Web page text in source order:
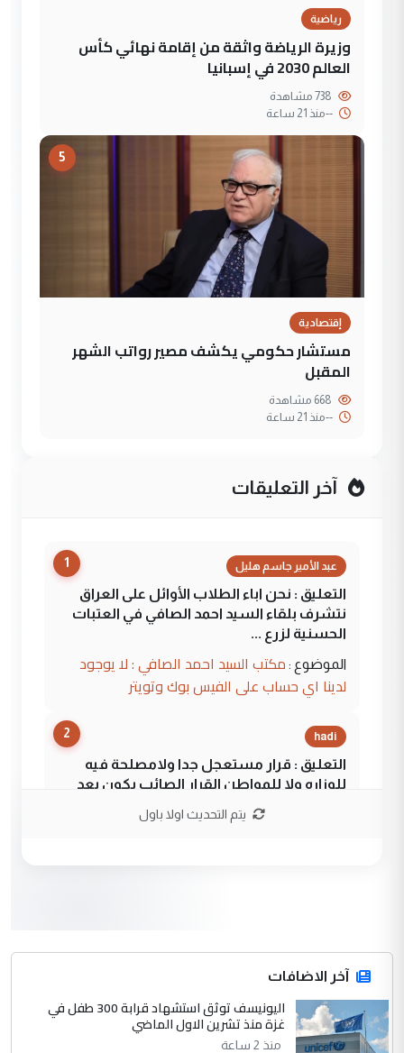
رياضية
وزيرة الرياضة واثقة من إقامة نهائي كأس
العالم 2030 في إسبانيا
--منذ 21 ساعة
5
إقتصادية
مستشار حكومي يكشف مصير رواتب الشهر
المقبل
--منذ 21 ساعة
آخر التعليقات
1 عبد الأمير جاسم هليل
التعليق : نحن اباء الطلاب الأوائل على العراق
نتشرف بلقاء السيد احمد الصافي في العتبات
الحسنية لزرع ...
الموضوع : مكتب السيد احمد الصافي : لا يوجود
لدينا اي حساب على الفيس بوك وتويتر
2 hadi
التعليق : قرار مستعجل جدا ولامصلحة فيه
للوزاره ولا للمواطن القرار الصائب يكون بعد
جنسية الرافد الثالث للعراق ومن اصول عريقة
ابا فرات ...
الموضوع :
الجواهري يرد على صدام حسين سل
مضجعيك يابن الزنا (نص كامل)
يتم التحديث اولا باول
آخر الاضافات
اليونيسف توثق استشهاد قرابة 300 طفل في
غزة منذ تشرين الاول الماضي
منذ 2 ساعة